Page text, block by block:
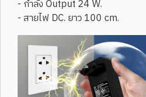
- กำลัง Output 24 W.
- สายไฟ DC. ยาว 100 cm.